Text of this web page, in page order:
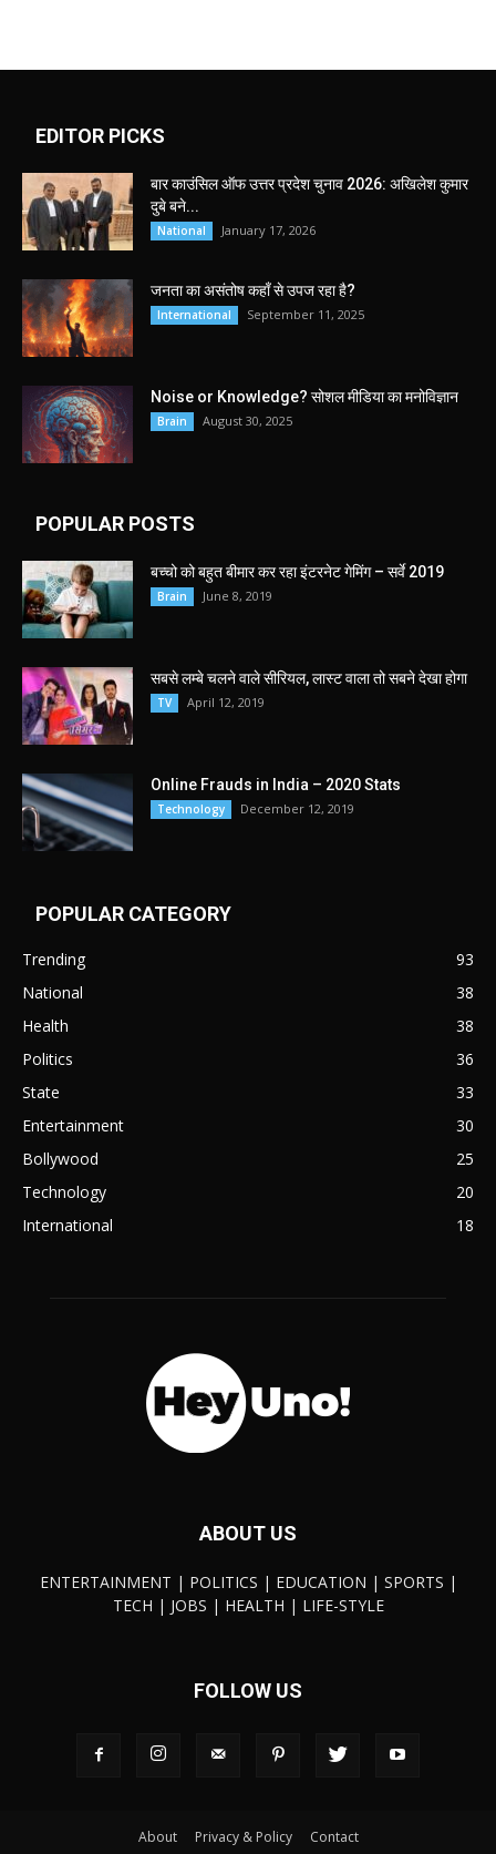
EDITOR PICKS
बार काउंसिल ऑफ उत्तर प्रदेश चुनाव 2026: अखिलेश कुमार
दुबे बने...
National January 17, 2026
जनता का असंतोष कहाँ से उपज रहा है?
International September 11, 2025
Noise or Knowledge? सोशल मीडिया का मनोविज्ञान
Brain August 30, 2025
POPULAR POSTS
बच्चो को बहुत बीमार कर रहा इंटरनेट गेमिंग – सर्वे 2019
Brain June 8, 2019
सबसे लम्बे चलने वाले सीरियल, लास्ट वाला तो सबने देखा होगा
TV April 12, 2019
Online Frauds in India – 2020 Stats
Technology December 12, 2019
POPULAR CATEGORY
Trending
93
National
38
Health
38
Politics
36
State
33
Entertainment
30
Bollywood
25
Technology
20
International
18
ABOUT US
ENTERTAINMENT | POLITICS | EDUCATION | SPORTS |
TECH | JOBS | HEALTH | LIFE-STYLE
FOLLOW US
About Privacy & Policy Contact